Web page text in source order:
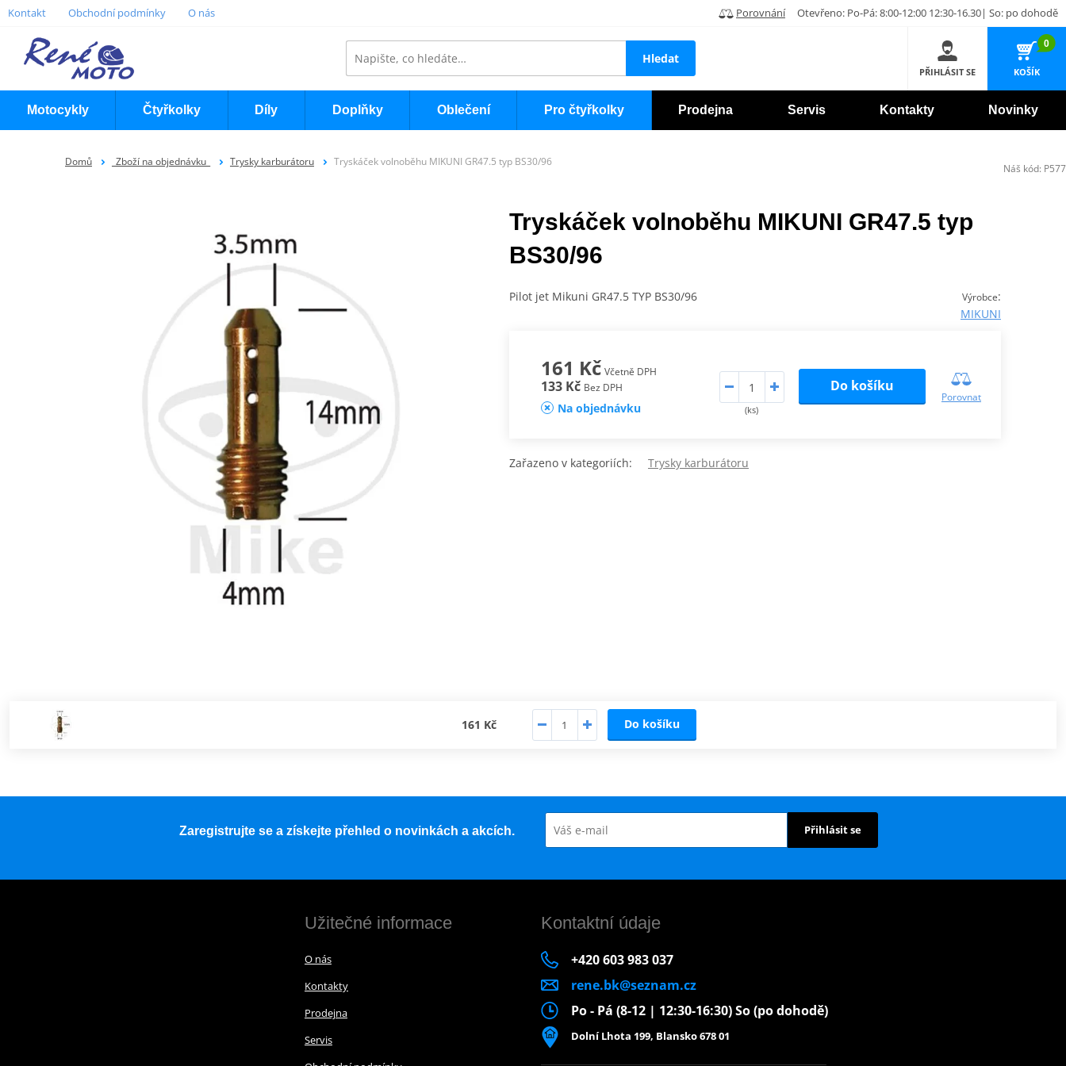
Kontakt Obchodní podmínky O nás Porovnání Otevřeno: Po-Pá: 8:00-12:00 12:30-16.30| So: po dohodě
Hledat
PŘIHLÁSIT SE
0
KOŠÍK
Motocykly Čtyřkolky Díly Doplňky Oblečení Pro čtyřkolky Prodejna Servis Kontakty Novinky
Domů _Zboží na objednávku_ Trysky karburátoru Tryskáček volnoběhu MIKUNI GR47.5 typ BS30/96
Tryskáček volnoběhu MIKUNI GR47.5 typ
BS30/96
Výrobce:
MIKUNI
Pilot jet Mikuni GR47.5 TYP BS30/96
161 Kč Včetně DPH
133 Kč Bez DPH
Na objednávku (ks)
Do košíku
Porovnat
Zařazeno v kategoriích: Trysky karburátoru
161 Kč Do košíku
Náš kód: P577
Zaregistrujte se a získejte přehled o novinkách a akcích. Přihlásit se
Užitečné informace
O nás
Kontakty
Prodejna
Servis
Kontaktní údaje
+420 603 983 037
rene.bk@seznam.cz
Po - Pá (8-12 | 12:30-16:30) So (po dohodě)
Dolní Lhota 199, Blansko 678 01